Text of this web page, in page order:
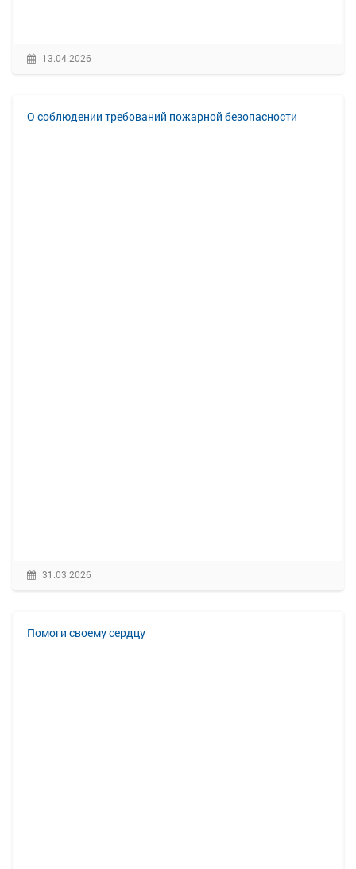
13.04.2026
О соблюдении требований пожарной безопасности
31.03.2026
Помоги своему сердцу